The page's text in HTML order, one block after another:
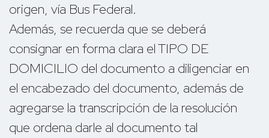
origen, vía Bus Federal.
Además, se recuerda que se deberá
consignar en forma clara el TIPO DE
DOMICILIO del documento a diligenciar en
el encabezado del documento, además de
agregarse la transcripción de la resolución
que ordena darle al documento tal